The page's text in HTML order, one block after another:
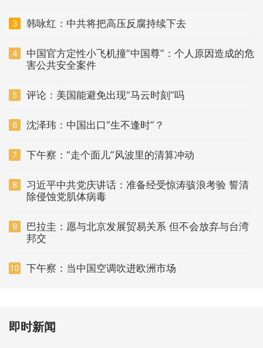
3 韩咏红：中共将把高压反腐持续下去
4
中国官方定性小飞机撞“中国尊”：个人原因造成的危
害公共安全案件
5 评论：美国能避免出现“马云时刻”吗
6 沈泽玮：中国出口“生不逢时”？
7 下午察：“走个面儿”风波里的清算冲动
8
习近平中共党庆讲话：准备经受惊涛骇浪考验 誓清
除侵蚀党肌体病毒
9
巴拉圭：愿与北京发展贸易关系 但不会放弃与台湾
邦交
10 下午察：当中国空调吹进欧洲市场
即时新闻